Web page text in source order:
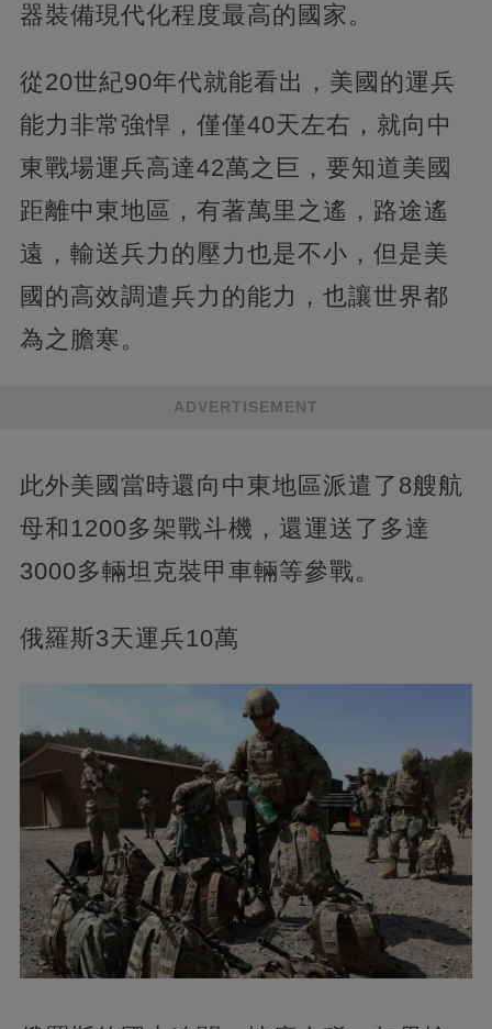
器裝備現代化程度最高的國家。
從20世紀90年代就能看出，美國的運兵
能力非常強悍，僅僅40天左右，就向中
東戰場運兵高達42萬之巨，要知道美國
距離中東地區，有著萬里之遙，路途遙
遠，輸送兵力的壓力也是不小，但是美
國的高效調遣兵力的能力，也讓世界都
為之膽寒。
ADVERTISEMENT
此外美國當時還向中東地區派遣了8艘航
母和1200多架戰斗機，還運送了多達
3000多輛坦克裝甲車輛等參戰。
俄羅斯3天運兵10萬